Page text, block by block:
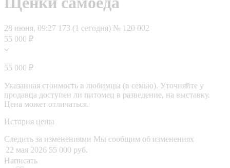
28 июня, 09:27 173 (1 сегодня) № 120 002
55 000 ₽
55 000 ₽
Указанная стоимость в любимцы (в семью). Уточняйте у
продавца доступен ли питомец в разведение, на выставку.
Цена может отличаться.
История цены
Следить за изменениями Мы сообщим об изменениях
22 мая 2026 55 000 руб.
Написать